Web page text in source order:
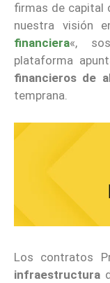
firmas de capital
nuestra visión
financiera«,
plataforma
financieros de
temprana.
Los contratos
infraestructura